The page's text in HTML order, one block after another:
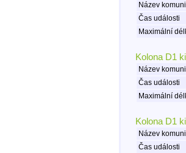
Název
Čas události
Maximální
Kolona D1
Název
Čas události
Maximální
Kolona D1
Název
Čas události